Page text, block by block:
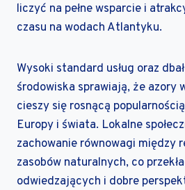
liczyć na pełne wsparcie i
czasu na wodach Atlantyku.
Wysoki standard usług oraz
środowiska sprawiają, że azory
cieszy się rosnącą
Europy i świata. Lokalne
zachowanie równowagi między
zasobów naturalnych, co
odwiedzających i dobre